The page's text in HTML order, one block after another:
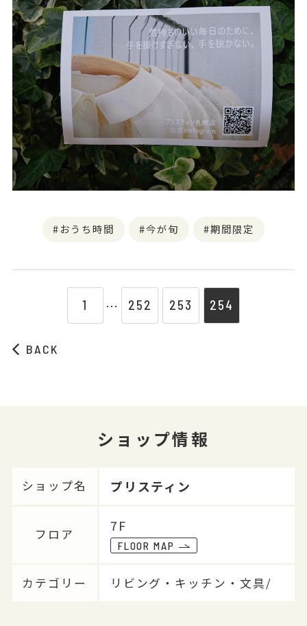
おうち時間 今が旬 期間限定
BACK
1 ⋯ 252 253 254
ショップ情報
ショップ名 プリスティン
フロア
7F
FLOOR MAP
カテゴリー リビング・キッチン・文具/